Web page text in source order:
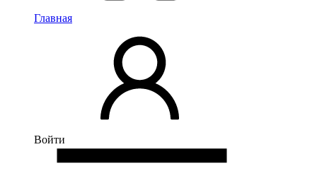
Главная
Войти